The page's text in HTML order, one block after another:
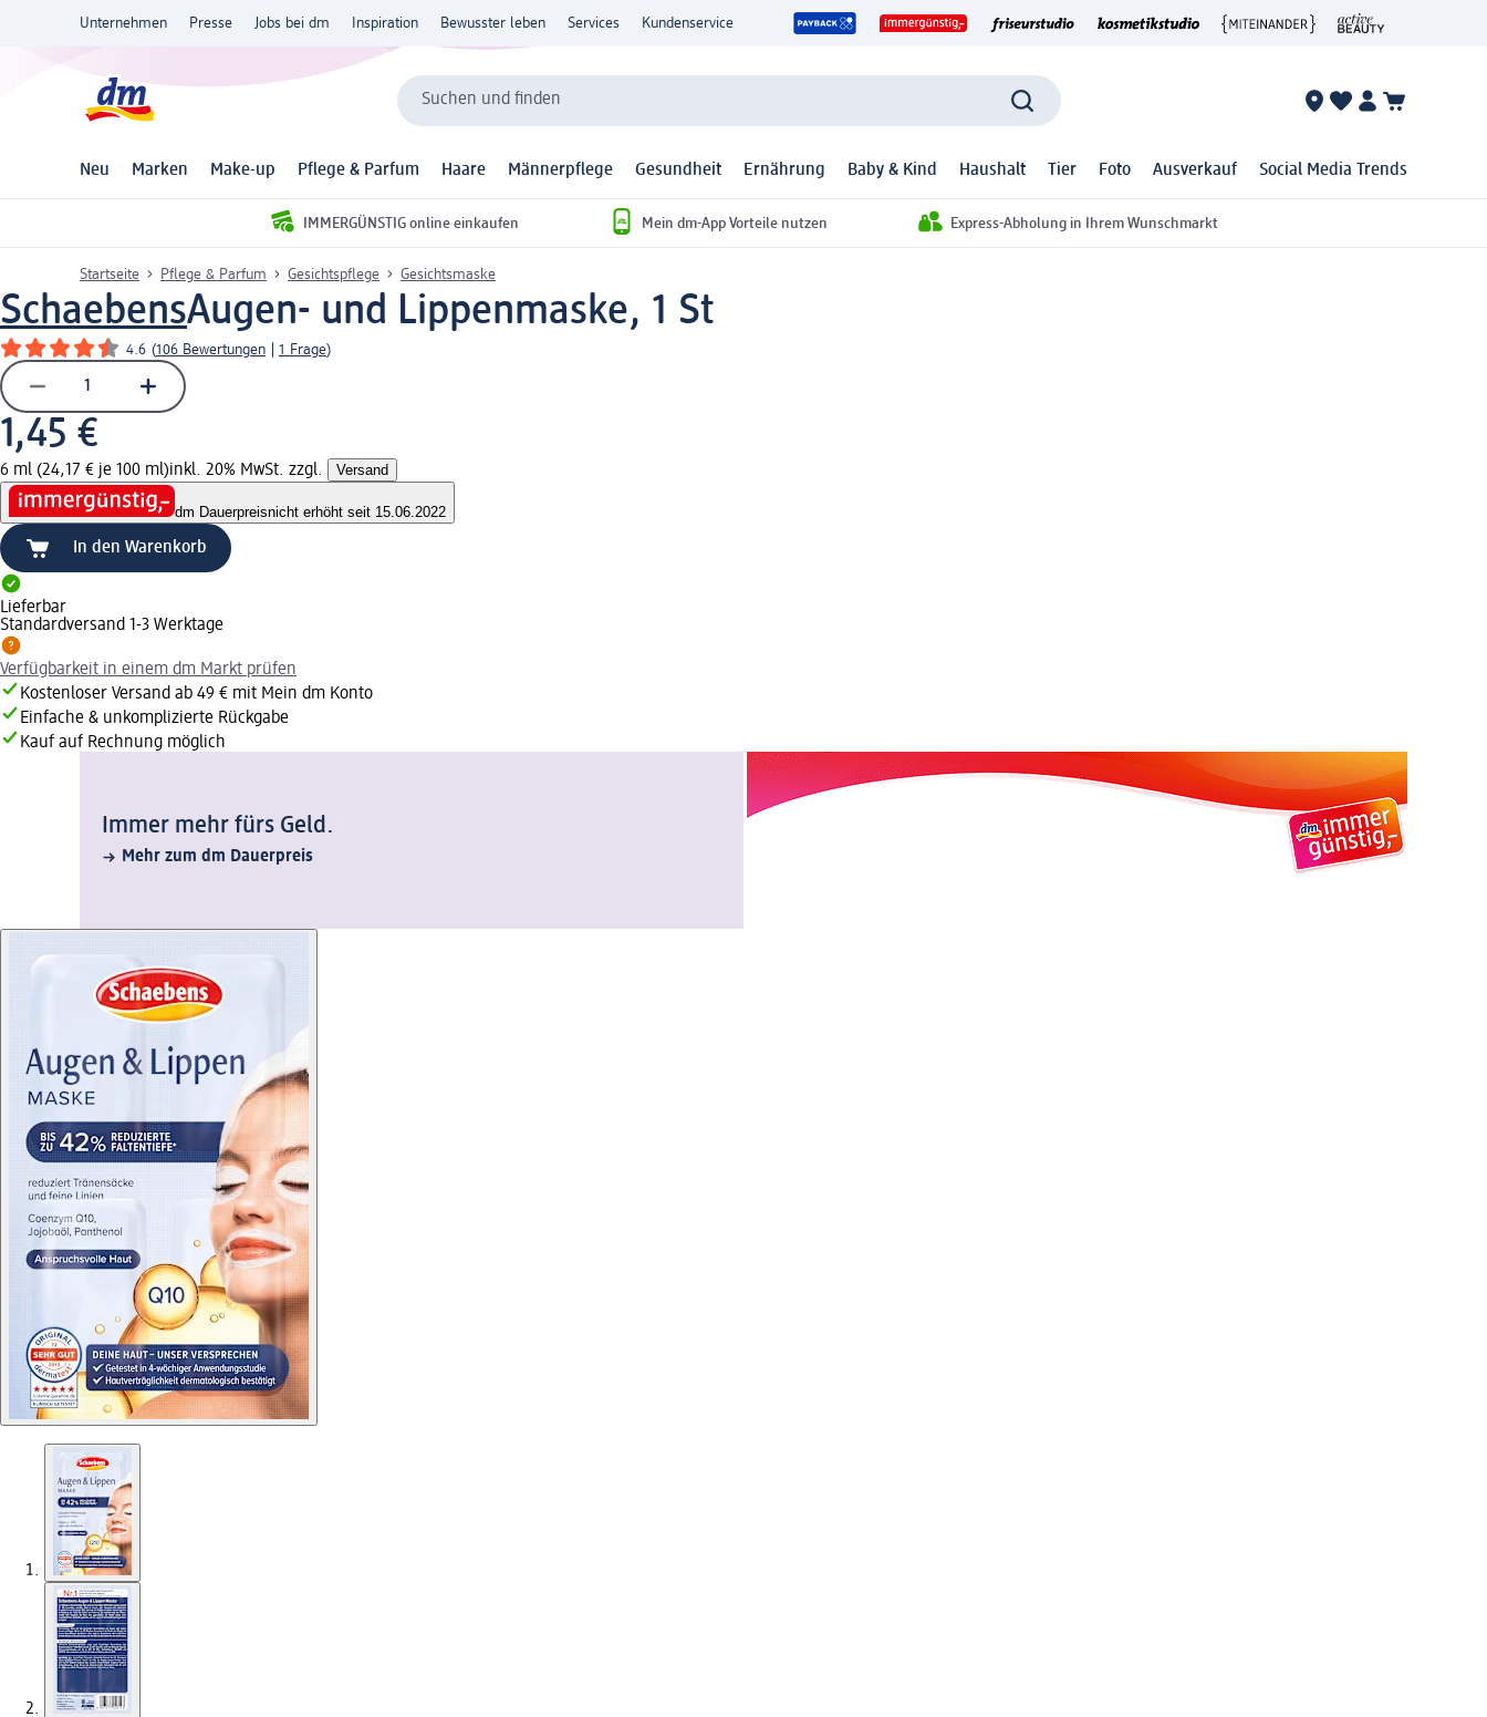
Unternehmen Presse Jobs bei dm Inspiration Bewusster leben Services Kundenservice
Suchen und finden
Neu Marken Make-up Pflege & Parfum Haare Männerpflege Gesundheit Ernährung Baby & Kind Haushalt Tier Foto Ausverkauf Social Media Trends
IMMERGÜNSTIG online einkaufen Mein dm-App Vorteile nutzen Express-Abholung in Ihrem Wunschmarkt
Startseite Pflege & Parfum Gesichtspflege Gesichtsmaske
SchaebensAugen- und Lippenmaske, 1 St
4.6 (106 Bewertungen 1 Frage)
1,45 €
6 ml (24,17 € je 100 ml)inkl. 20% MwSt. zzgl. Versand
dm Dauerpreisnicht erhöht seit 15.06.2022
In den Warenkorb
Lieferbar
Standardversand 1-3 Werktage
Verfügbarkeit in einem dm Markt prüfen
Kostenloser Versand ab 49 € mit Mein dm Konto
Einfache & unkomplizierte Rückgabe
Kauf auf Rechnung möglich
Immer mehr fürs Geld.
Mehr zum dm Dauerpreis